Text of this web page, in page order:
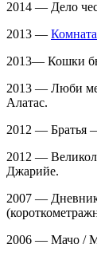
2014 — Дело
2013 —
2013— Кошки
2013 — Люби
Алатас.
2012 — Братья
2012 —
Джарийе.
2007 — Дневник
2006 — Мачо /